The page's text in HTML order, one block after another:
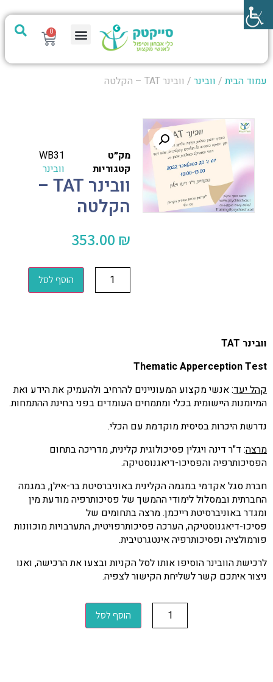
0
עמוד הבית/ וובינר / וובינר TAT – הקלטה
מק״ט
WB31
קטגוריות
וובינר
וובינר TAT –
הקלטה
353.00 ₪
הוסף לסל
וובינר TAT
Thematic Apperception Test
קהל יעד: אנשי מקצוע המעוניינים להרחיב ולהעמיק את הידע ואת
המיומנות היישומית בכלי ומתמחים העומדים בפני בחינת ההתמחות.
נדרשת היכרות בסיסית מוקדמת עם הכלי.
מרצה: ד"ר דינה ויגלין פסיכולוגית קלינית, מדריכה בתחום
הפסיכותרפיה והפסיכו-דיאגנוסטיקה.
חברת סגל אקדמי במגמה הקלינית באוניברסיטת בר-אילן, במגמה
החברתית ובמסלול לימודי ההמשך של פסיכותרפיה מודעת מין
ומגדר באוניברסיטת רייכמן. מרצה בתחומים של
פסיכו-דיאגנוסטיקה, הערכה פסיכותרפויטית, התערבויות מוכוונות
פורמולציה ופסיכותרפיה אינטגרטיבית.
לרכישת הוובינר הוסיפו אותו לסל הקניות ובצעו את הרכישה, ואנו
ניצור איתכם קשר לשליחת הקישור לצפיה.
הוסף לסל